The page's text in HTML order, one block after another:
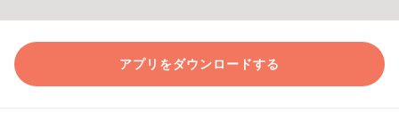
アプリをダウンロードする